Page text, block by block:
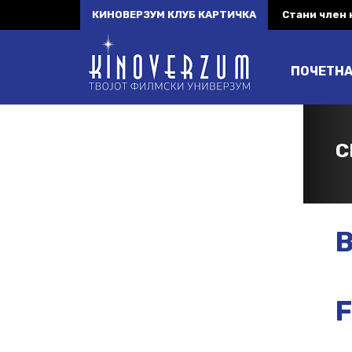
КИНОВЕРЗУМ КЛУБ КАРТИЧКА Стани член
ПОЧЕТНА